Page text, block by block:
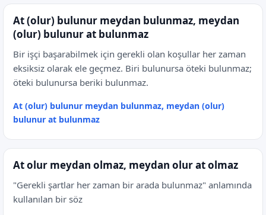
At (olur) bulunur meydan bulunmaz, meydan
(olur) bulunur at bulunmaz
Bir işçi başarabilmek için gerekli olan koşullar her zaman
eksiksiz olarak ele geçmez. Biri bulunursa öteki bulunmaz;
öteki bulunursa beriki bulunmaz.
At (olur) bulunur meydan bulunmaz, meydan (olur)
bulunur at bulunmaz
At olur meydan olmaz, meydan olur at olmaz
"Gerekli şartlar her zaman bir arada bulunmaz" anlamında
kullanılan bir söz